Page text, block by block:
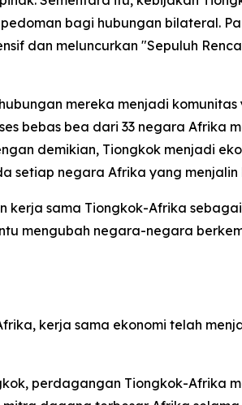
bagi hubungan bilateral.
dan meluncurkan "Sepuluh
mereka menjadi
bebas bea dari 33 negara Afrika
demikian, Tiongkok menjadi
setiap negara Afrika yang
kerja sama Tiongkok-Afrika
mengubah negara-negara
kerja sama ekonomi telah
perdagangan Tiongkok-Afrika